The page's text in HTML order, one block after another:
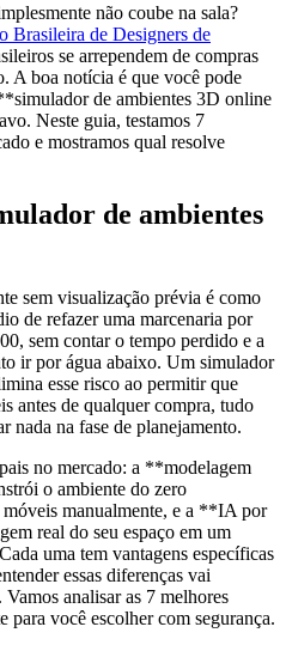
não coube na sala?
Brasileira de Designers de
se arrependem de compras
A boa notícia é que você pode
de ambientes 3D online
Neste guia, testamos 7
e mostramos qual resolve
de ambientes
sem visualização prévia é como
de refazer uma marcenaria por
sem contar o tempo perdido e a
ir por água abaixo. Um simulador
esse risco ao permitir que
antes de qualquer compra, tudo
nada na fase de planejamento.
no mercado: a **modelagem
o ambiente do zero
móveis manualmente, e a **IA por
real do seu espaço em um
uma tem vantagens específicas
essas diferenças vai
analisar as 7 melhores
para você escolher com segurança.